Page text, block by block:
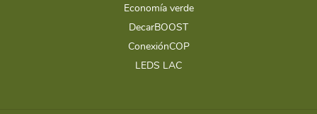
Economía verde
DecarBOOST
ConexiónCOP
LEDS LAC